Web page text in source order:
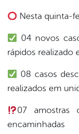
Nesta quinta-
04 novos
rápidos realizado
08 casos
realizados em
07 amostras
encaminhadas